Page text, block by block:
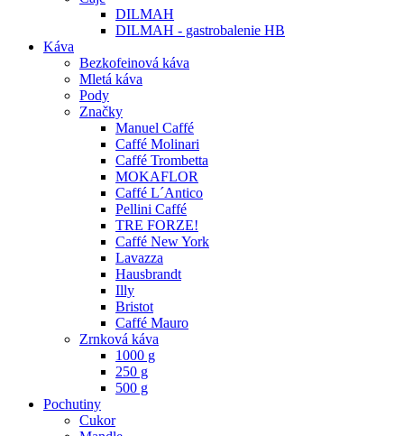
DILMAH
DILMAH - gastrobalenie HB
Káva
Bezkofeinová káva
Mletá káva
Pody
Značky
Manuel Caffé
Caffé Molinari
Caffé Trombetta
MOKAFLOR
Caffé L´Antico
Pellini Caffé
TRE FORZE!
Caffé New York
Lavazza
Hausbrandt
Illy
Bristot
Caffé Mauro
Zrnková káva
1000 g
250 g
500 g
Pochutiny
Cukor